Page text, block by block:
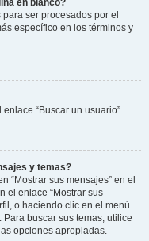
en blanco?
ser procesados por el
específico en los términos y
“Buscar un usuario”.
y temas?
“Mostrar sus mensajes” en el
el enlace “Mostrar sus
o haciendo clic en el menú
buscar sus temas, utilice
opciones apropiadas.